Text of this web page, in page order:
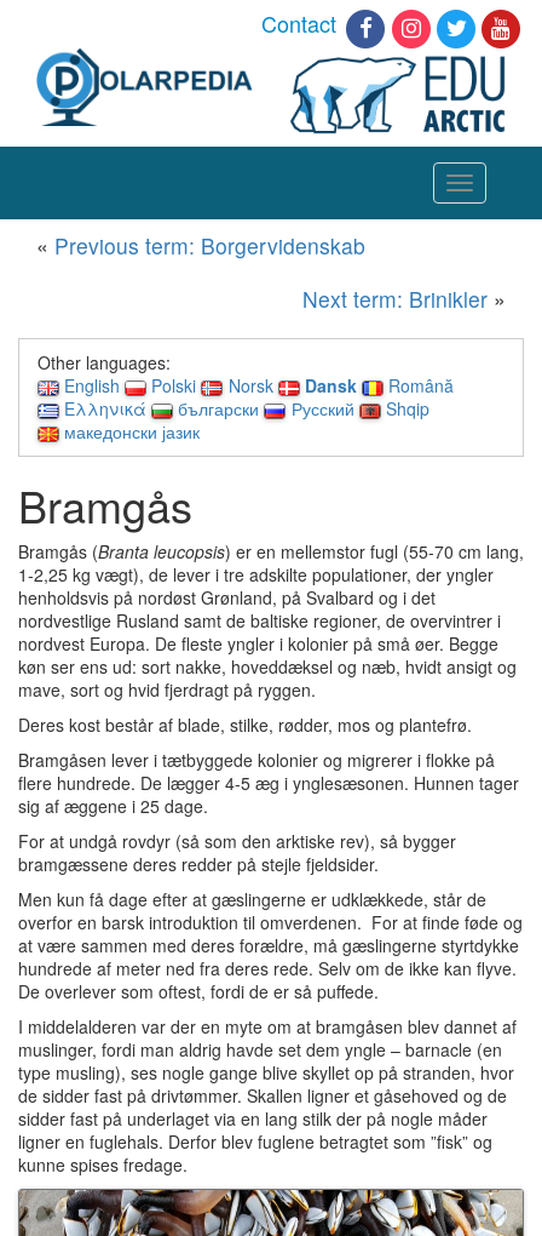
Contact
Toggle
navigation
« Previous term: Borgervidenskab
Next term: Brinikler »
Other languages:
English
Polski Norsk Dansk
Română
Ελληνικά
български Русский
Shqip
македонски јазик
Bramgås
Bramgås (Branta leucopsis) er en mellemstor fugl (55-70 cm lang,
1-2,25 kg vægt), de lever i tre adskilte populationer, der yngler
henholdsvis på nordøst Grønland, på Svalbard og i det
nordvestlige Rusland samt de baltiske regioner, de overvintrer i
nordvest Europa. De fleste yngler i kolonier på små øer. Begge
køn ser ens ud: sort nakke, hoveddæksel og næb, hvidt ansigt og
mave, sort og hvid fjerdragt på ryggen.
Deres kost består af blade, stilke, rødder, mos og plantefrø.
Bramgåsen lever i tætbyggede kolonier og migrerer i flokke på
flere hundrede. De lægger 4-5 æg i ynglesæsonen. Hunnen tager
sig af æggene i 25 dage.
For at undgå rovdyr (så som den arktiske rev), så bygger
bramgæssene deres redder på stejle fjeldsider.
Men kun få dage efter at gæslingerne er udklækkede, står de
overfor en barsk introduktion til omverdenen. For at finde føde og
at være sammen med deres forældre, må gæslingerne styrtdykke
hundrede af meter ned fra deres rede. Selv om de ikke kan flyve.
De overlever som oftest, fordi de er så puffede.
I middelalderen var der en myte om at bramgåsen blev dannet af
muslinger, fordi man aldrig havde set dem yngle – barnacle (en
type musling), ses nogle gange blive skyllet op på stranden, hvor
de sidder fast på drivtømmer. Skallen ligner et gåsehoved og de
sidder fast på underlaget via en lang stilk der på nogle måder
ligner en fuglehals. Derfor blev fuglene betragtet som ”fisk” og
kunne spises fredage.